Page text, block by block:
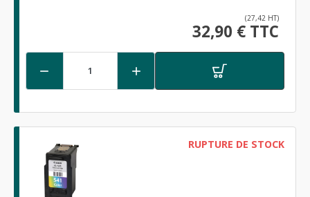
(27,42 HT)
32,90 € TTC
 
RUPTURE DE STOCK